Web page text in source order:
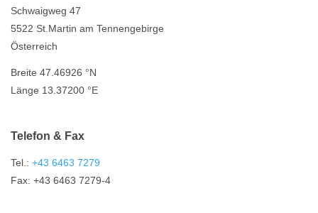
Schwaigweg 47
5522 St.Martin am Tennengebirge
Österreich
Breite 47.46926 °N
Länge 13.37200 °E
Telefon & Fax
Tel.: +43 6463 7279
Fax: +43 6463 7279-4